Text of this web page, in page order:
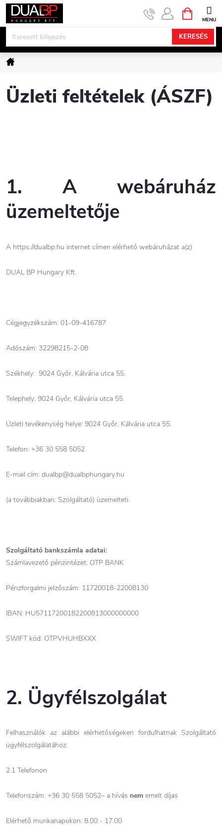
Ugrás
KERESÉS
KOSÁR
Kezdőlap
Üzleti feltételek (ÁSZF)
1. A webáruház
üzemeltetője
A https://dualbp.hu internet címen elérhető webáruházat a(z)
DUAL BP Hungary Kft.
Cégjegyzékszám: 01-09-416787
Adószám: 32298215-2-08
Székhely: 9024 Győr, Kálvária utca 55.
Telephely: 9024 Győr, Kálvária utca 55.
Üzleti tevékenység helye: 9024 Győr, Kálvária utca 55.
Telefon: +36 30 558 5052
E-mail cím: dualbp@dualbphungary.hu
(a továbbiakban: Szolgáltató) üzemelteti.
Szolgáltató bankszámla adatai:
Számlavezető pénzintézet: OTP BANK
Pénzforgalmi jelzőszám: 11720018-22008130
IBAN: HU57117200182200813000000000
SWIFT kód: OTPVHUHBXXX
2. Ügyfélszolgálat
Felhasználók az alábbi elérhetőségeken fordulhatnak Szolgáltató
ügyfélszolgálatához:
2.1 Telefonon
Telefonszám: +36 30 558 5052– a hívás nem emelt díjas
Elérhető munkanapokon: 8.00 - 17.00